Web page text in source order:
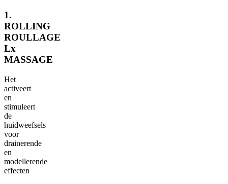
1.
ROLLING
ROULLAGE
Lx
MASSAGE
Het
activeert
en
stimuleert
de
huidweefsels
voor
drainerende
en
modellerende
effecten